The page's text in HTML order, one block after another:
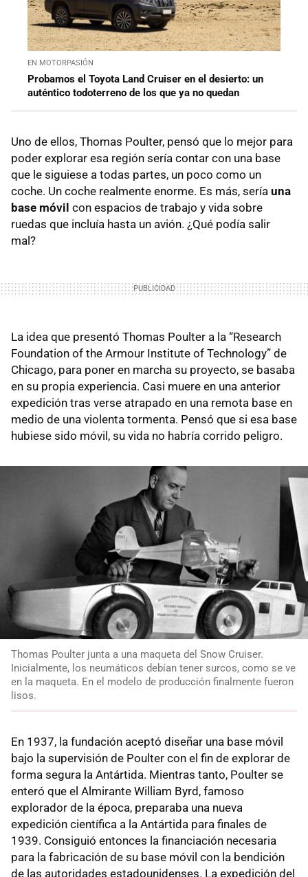
EN MOTORPASIÓN
Probamos el Toyota Land Cruiser en el desierto: un
auténtico todoterreno de los que ya no quedan
Uno de ellos, Thomas Poulter, pensó que lo mejor para
poder explorar esa región sería contar con una base
que le siguiese a todas partes, un poco como un
coche. Un coche realmente enorme. Es más, sería una
base móvil con espacios de trabajo y vida sobre
ruedas que incluía hasta un avión. ¿Qué podía salir
mal?
La idea que presentó Thomas Poulter a la “Research
Foundation of the Armour Institute of Technology” de
Chicago, para poner en marcha su proyecto, se basaba
en su propia experiencia. Casi muere en una anterior
expedición tras verse atrapado en una remota base en
medio de una violenta tormenta. Pensó que si esa base
hubiese sido móvil, su vida no habría corrido peligro.
Thomas Poulter junta a una maqueta del Snow Cruiser.
Inicialmente, los neumáticos debían tener surcos, como se ve
en la maqueta. En el modelo de producción finalmente fueron
lisos.
En 1937, la fundación aceptó diseñar una base móvil
bajo la supervisión de Poulter con el fin de explorar de
forma segura la Antártida. Mientras tanto, Poulter se
enteró que el Almirante William Byrd, famoso
explorador de la época, preparaba una nueva
expedición científica a la Antártida para finales de
1939. Consiguió entonces la financiación necesaria
para la fabricación de su base móvil con la bendición
de las autoridades estadounidenses. La expedición del